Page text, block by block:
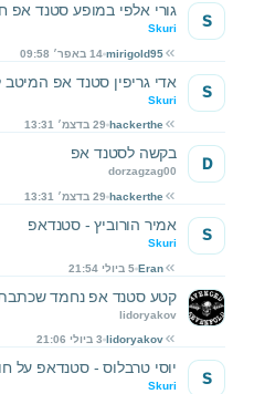
גורי אלפי במופע סטנד אפ חדש 2013 לצפייה
Skuri
mirigold95 14 באפר׳ 09:58
S
אדי גריפין סטנד אפ
Skuri
hackerthe 29 בדצמ׳ 13:31
S
בקשה לסטנד אפ
dorzagzag00
hackerthe 29 בדצמ׳ 13:31
D
אמיר הורוביץ - סטנדאפ
Skuri
Eran 5 ביולי 21:54
S
קטע סטנד אפ נחמד
lidoryakov
lidoryakov 3 ביולי 21:06
יוסי טרבלוס - סטנדאפ על
Skuri S